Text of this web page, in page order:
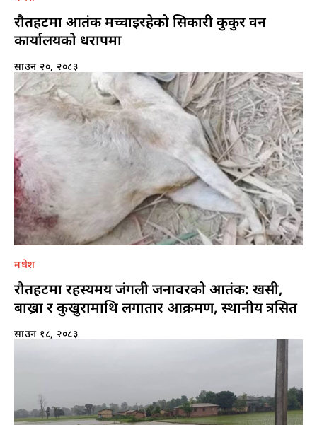
रौतहटमा आतंक मच्चाइरहेको सिकारी कुकुर वन
कार्यालयको धरापमा
साउन २०, २०८३
मधेश
रौतहटमा रहस्यमय जंगली जनावरको आतंक: खसी,
बाख्रा र कुखुरामाथि लगातार आक्रमण, स्थानीय त्रसित
साउन १८, २०८३